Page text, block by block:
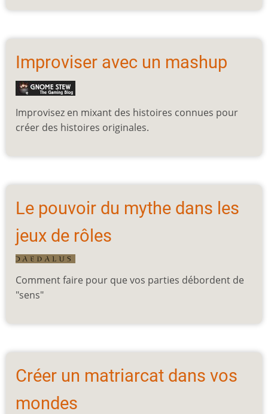
Improviser avec un mashup
Improvisez en mixant des histoires connues pour
créer des histoires originales.
Le pouvoir du mythe dans les
jeux de rôles
Comment faire pour que vos parties débordent de
"sens"
Créer un matriarcat dans vos
mondes